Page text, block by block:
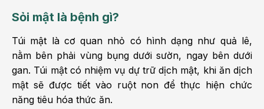
Sỏi mật là bệnh gì?
Túi mật là cơ quan nhỏ có hình dạng như quả lê,
nằm bên phải vùng bụng dưới sườn, ngay bên dưới
gan. Túi mật có nhiệm vụ dự trữ dịch mật, khi ăn dịch
mật sẽ được tiết vào ruột non để thực hiện chức
năng tiêu hóa thức ăn.